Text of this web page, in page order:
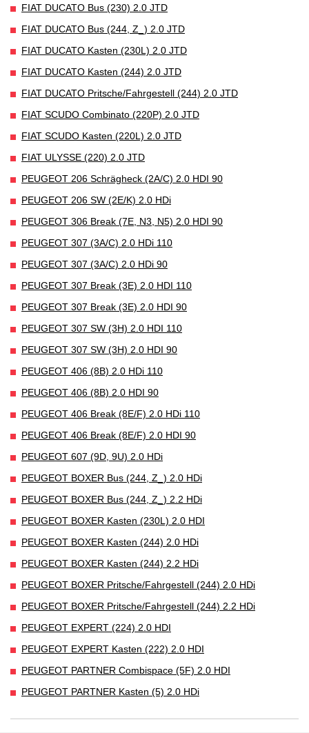
FIAT DUCATO Bus (230) 2.0 JTD
FIAT DUCATO Bus (244, Z_) 2.0 JTD
FIAT DUCATO Kasten (230L) 2.0 JTD
FIAT DUCATO Kasten (244) 2.0 JTD
FIAT DUCATO Pritsche/Fahrgestell (244) 2.0 JTD
FIAT SCUDO Combinato (220P) 2.0 JTD
FIAT SCUDO Kasten (220L) 2.0 JTD
FIAT ULYSSE (220) 2.0 JTD
PEUGEOT 206 Schrägheck (2A/C) 2.0 HDI 90
PEUGEOT 206 SW (2E/K) 2.0 HDi
PEUGEOT 306 Break (7E, N3, N5) 2.0 HDI 90
PEUGEOT 307 (3A/C) 2.0 HDi 110
PEUGEOT 307 (3A/C) 2.0 HDi 90
PEUGEOT 307 Break (3E) 2.0 HDI 110
PEUGEOT 307 Break (3E) 2.0 HDI 90
PEUGEOT 307 SW (3H) 2.0 HDI 110
PEUGEOT 307 SW (3H) 2.0 HDI 90
PEUGEOT 406 (8B) 2.0 HDi 110
PEUGEOT 406 (8B) 2.0 HDI 90
PEUGEOT 406 Break (8E/F) 2.0 HDi 110
PEUGEOT 406 Break (8E/F) 2.0 HDI 90
PEUGEOT 607 (9D, 9U) 2.0 HDi
PEUGEOT BOXER Bus (244, Z_) 2.0 HDi
PEUGEOT BOXER Bus (244, Z_) 2.2 HDi
PEUGEOT BOXER Kasten (230L) 2.0 HDI
PEUGEOT BOXER Kasten (244) 2.0 HDi
PEUGEOT BOXER Kasten (244) 2.2 HDi
PEUGEOT BOXER Pritsche/Fahrgestell (244) 2.0 HDi
PEUGEOT BOXER Pritsche/Fahrgestell (244) 2.2 HDi
PEUGEOT EXPERT (224) 2.0 HDI
PEUGEOT EXPERT Kasten (222) 2.0 HDI
PEUGEOT PARTNER Combispace (5F) 2.0 HDI
PEUGEOT PARTNER Kasten (5) 2.0 HDi